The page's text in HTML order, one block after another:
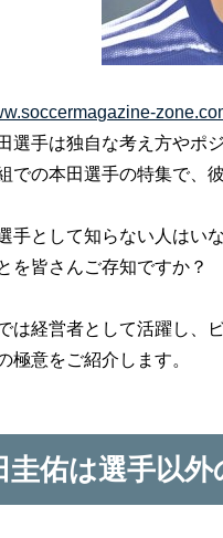
選手は独自な考え方やポ
での本田選手の特集で、
手として知らない人はい
を皆さんご存知ですか？
は経営者として活躍し、
極意をご紹介します。
圭佑は選手以